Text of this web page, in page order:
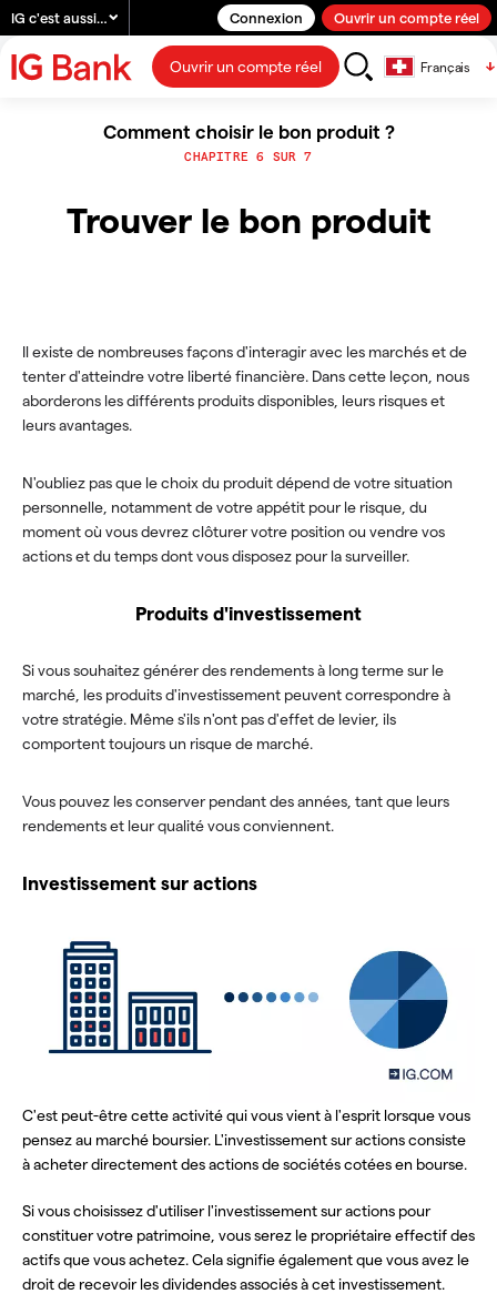
IG c'est aussi… Connexion Ouvrir un compte réel
Français
Ouvrir un compte réel
Comment choisir le bon produit ?
CHAPITRE 6 SUR 7
Trouver le bon produit
Il existe de nombreuses façons d'interagir avec les marchés et de
tenter d'atteindre votre liberté financière. Dans cette leçon, nous
aborderons les différents produits disponibles, leurs risques et
leurs avantages.
N'oubliez pas que le choix du produit dépend de votre situation
personnelle, notamment de votre appétit pour le risque, du
moment où vous devrez clôturer votre position ou vendre vos
actions et du temps dont vous disposez pour la surveiller.
Produits d'investissement
Si vous souhaitez générer des rendements à long terme sur le
marché, les produits d'investissement peuvent correspondre à
votre stratégie. Même s'ils n'ont pas d'effet de levier, ils
comportent toujours un risque de marché.
Vous pouvez les conserver pendant des années, tant que leurs
rendements et leur qualité vous conviennent.
Investissement sur actions
C'est peut-être cette activité qui vous vient à l'esprit lorsque vous
pensez au marché boursier. L'investissement sur actions consiste
à acheter directement des actions de sociétés cotées en bourse.
Si vous choisissez d'utiliser l'investissement sur actions pour
constituer votre patrimoine, vous serez le propriétaire effectif des
actifs que vous achetez. Cela signifie également que vous avez le
droit de recevoir les dividendes associés à cet investissement.